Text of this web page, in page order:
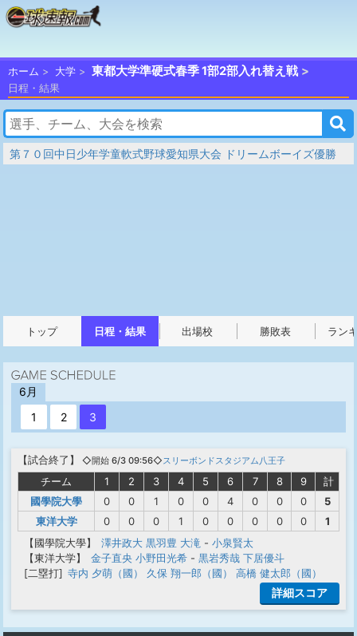
ホーム 大学 東都大学準硬式春季 1部2部入れ替え戦
日程・結果
第７０回中日少年学童軟式野球愛知県大会 ドリームボーイズ優勝
トップ 日程・結果 出場校 勝敗表 ラン
6月
1
2 3
【試合終了 】 ◇開始 6/3 09:56◇スリーボンドスタジアム八王子
チーム 1 2 3 4 5 6 7 8 9
計
國學院大學
0 0 1 0 0 4 0 0 0
5
東洋大学
0 0 0 1 0 0 0 0 0
1
【國學院大學】
澤井政大 黒羽豊 大滝 - 小泉賢太
【東洋大学】
金子直央 小野田光希 - 黒岩秀哉 下居優斗
[二塁打] 寺内 夕萌（國） 久保 翔一郎（國） 高橋 健太郎（國）
詳細スコア